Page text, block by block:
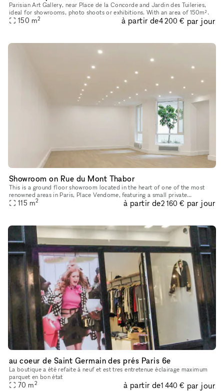
Parisian Art Gallery, near Place de la Concorde and Jardin des Tuileries,
ideal for showrooms, photo shoots or exhibitions. With an area of 150m².
150 m2 à partir de4 200 € par jour
Showroom on Rue du Mont Thabor
This is a ground floor showroom located in the heart of one of the most
renowned areas in Paris, Place Vendome, featuring a small private
courtyard. This space, designed for welcoming customers and p
115 m2 à partir de2 160 € par jour
au coeur de Saint Germain des prés Paris 6e
La boutique a été refaite à neuf et est tres entretenue éclairage maximum
parquet en bon état
70 m2 à partir de1 440 € par jour